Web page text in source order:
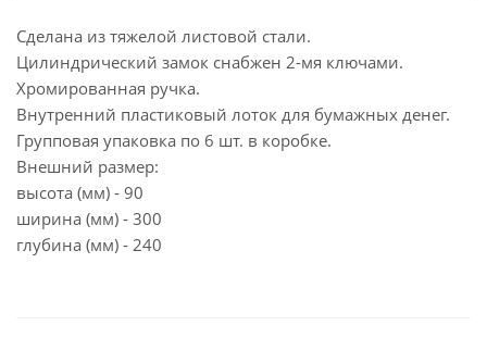
Сделана из тяжелой листовой стали.
Цилиндрический замок снабжен 2-мя ключами.
Хромированная ручка.
Внутренний пластиковый лоток для бумажных денег.
Групповая упаковка по 6 шт. в коробке.
Внешний размер:
высота (мм) - 90
ширина (мм) - 300
глубина (мм) - 240